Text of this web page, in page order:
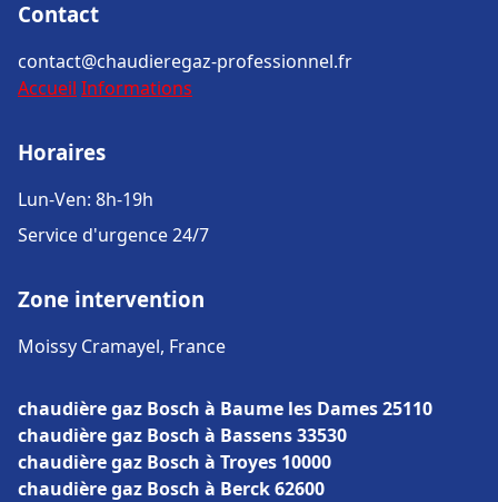
Contact
contact@chaudieregaz-professionnel.fr
Accueil Informations
Horaires
Lun-Ven: 8h-19h
Service d'urgence 24/7
Zone intervention
Moissy Cramayel, France
chaudière gaz Bosch à Baume les Dames 25110
chaudière gaz Bosch à Bassens 33530
chaudière gaz Bosch à Troyes 10000
chaudière gaz Bosch à Berck 62600